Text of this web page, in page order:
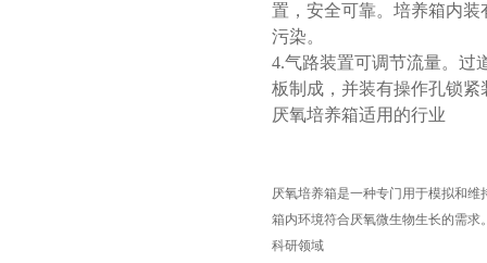
置，安全可靠。培养箱内
污染。
4.气路装置可调节流量。过
板制成，并装有操作孔锁
厌氧培养箱适用的行业
厌氧培养箱是一种专门用于模拟和
箱内环境符合厌氧微生物生长的需
科研领域